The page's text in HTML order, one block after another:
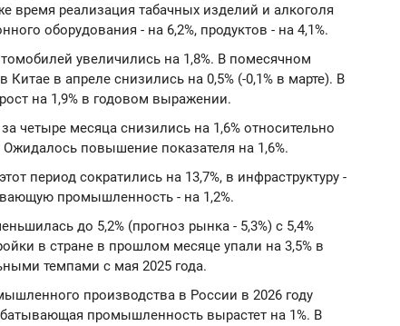
время реализация табачных изделий и алкоголя
оборудования - на 6,2%, продуктов - на 4,1%.
увеличились на 1,8%. В помесячном
в апреле снизились на 0,5% (-0,1% в марте). В
на 1,9% в годовом выражении.
четыре месяца снизились на 1,6% относительно
Ожидалось повышение показателя на 1,6%.
период сократились на 13,7%, в инфраструктуру -
промышленность - на 1,2%.
до 5,2% (прогноз рынка - 5,3%) с 5,4%
в стране в прошлом месяце упали на 3,5% в
темпами с мая 2025 года.
производства в России в 2026 году
промышленность вырастет на 1%. В